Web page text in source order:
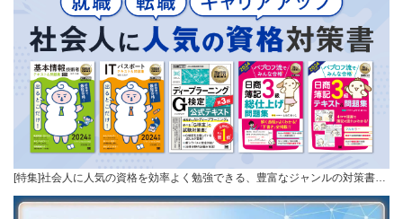
[特集]社会人に人気の資格を効率よく勉強できる、豊富なジャンルの対策書…